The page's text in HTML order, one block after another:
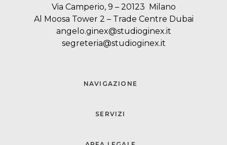
Via Camperio, 9 – 20123 Milano
Al Moosa Tower 2 – Trade Centre Dubai
angelo.ginex@studioginex.it
segreteria@studioginex.it
NAVIGAZIONE
SERVIZI